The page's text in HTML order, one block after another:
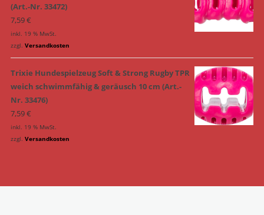
(Art.-Nr. 33472)
7,59€
inkl. 19 % MwSt.
zzgl. Versandkosten
Trixie Hundespielzeug Soft & Strong Rugby TPR
weich schwimmfähig & geräusch 10 cm (Art.-
Nr. 33476)
7,59€
inkl. 19 % MwSt.
zzgl. Versandkosten